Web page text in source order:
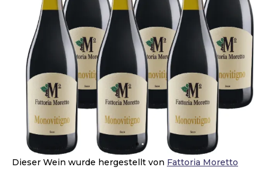
Dieser Wein wurde hergestellt von Fattoria Moretto